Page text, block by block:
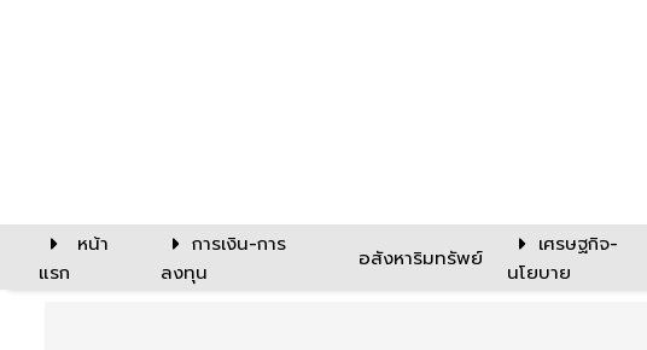
หน้า
แรก
การเงิน-การ
ลงทุน
อสังหาริมทรัพย์
เศรษฐกิจ-
นโยบาย